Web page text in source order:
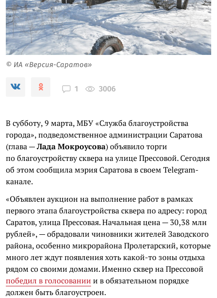
© ИА «Версия-Саратов»
1 3006
В субботу, 9 марта, МБУ «Служба благоустройства
города», подведомственное администрации Саратова
(глава —Лада Мокроусова) объявило торги
по благоустройству сквера на улице Прессовой. Сегодня
об этом сообщила мэрия Саратова в своем Telegram-
канале.
«Объявлен аукцион на выполнение работ в рамках
первого этапа благоустройства сквера по адресу: город
Саратов, улица Прессовая. Начальная цена — 30,38 млн
рублей», — обрадовали чиновники жителей Заводского
района, особенно микрорайона Пролетарский, которые
много лет ждут появления хоть какой-то зоны отдыха
рядом со своими домами. Именно сквер на Прессовой
победил в голосовании и в обязательном порядке
должен быть благоустроен.